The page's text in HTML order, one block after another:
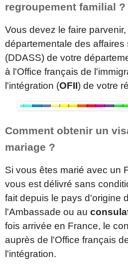
regroupement familial ?
Vous devez le faire
départementale des
(DDASS) de votre
à l'Office français de
l'intégration (OFII) de votre
Comment obtenir un
mariage ?
Si vous êtes marié avec un
vous est délivré sans
fait depuis le pays d'origine
l'Ambassade ou au
fois arrivée en France, le
auprès de l'Office français
l'intégration.